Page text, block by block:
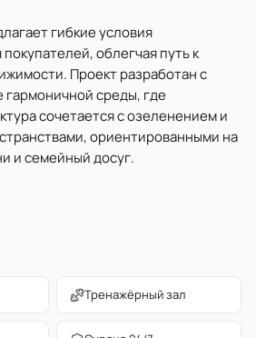
гибкие условия
облегчая путь к
Проект разработан с
гармоничной среды, где
сочетается с озеленением и
ориентированными на
и семейный досуг.
Тренажёрный зал